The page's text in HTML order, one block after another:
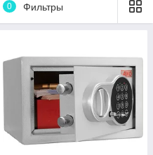
0 Фильтры